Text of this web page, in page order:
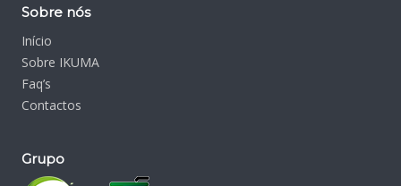
Sobre nós
Início
Sobre IKUMA
Faq’s
Contactos
Grupo